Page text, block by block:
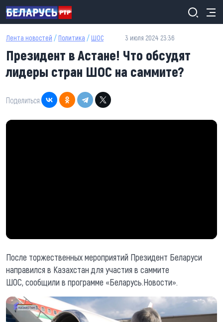
Перейти к основному содержанию
Лента новостей / Политика / ШОС 3 июля 2024 23:36
Президент в Астане! Что обсудят
лидеры стран ШОС на саммите?
Поделиться:
После торжественных мероприятий Президент Беларуси
направился в Казахстан для участия в саммите
ШОС, сообщили в программе «Беларусь.Новости».